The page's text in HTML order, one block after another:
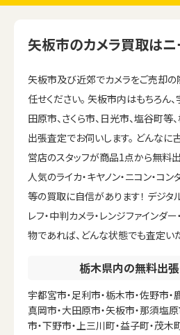
矢板市のカメラ買取はニ
矢板市及び近郊でカメラをご売却の
任せください。 矢板市内はもちろん
田原市、さくら市、日光市、塩谷町
出張査定でお伺いします。 どんなに
営店のスタッフが商品1点から無料
人気のライカ・キヤノン・ニコン・コン
等の買取に自信があります！ デジタ
レフ・中判カメラ・レンジファインダ
物であれば、どんな状態でも査定い
栃木県内の無料出
宇都宮市・足利市・栃木市・佐野市・
真岡市・大田原市・矢板市・那須塩原
市・下野市・上三川町・益子町・茂木